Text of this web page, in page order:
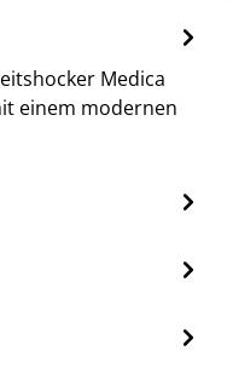
Medica
einem modernen